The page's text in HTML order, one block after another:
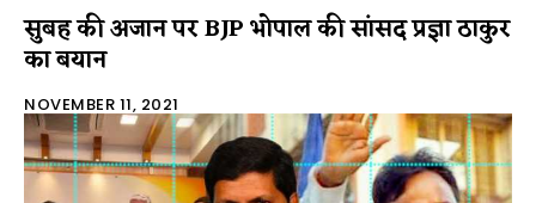
सुबह की अजान पर BJP भोपाल की सांसद प्रज्ञा ठाकुर
का बयान
NOVEMBER 11, 2021